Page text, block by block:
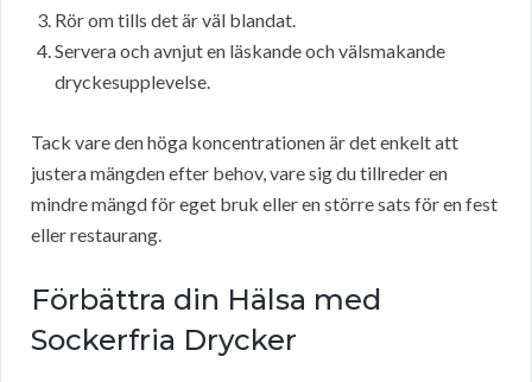
Rör om tills det är väl blandat.
Servera och avnjut en läskande och välsmakande
dryckesupplevelse.
Tack vare den höga koncentrationen är det enkelt att
justera mängden efter behov, vare sig du tillreder en
mindre mängd för eget bruk eller en större sats för en fest
eller restaurang.
Förbättra din Hälsa med
Sockerfria Drycker